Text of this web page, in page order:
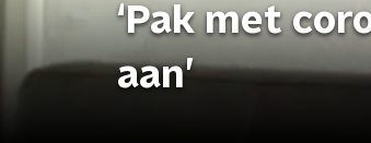
‘Pak met
aan’